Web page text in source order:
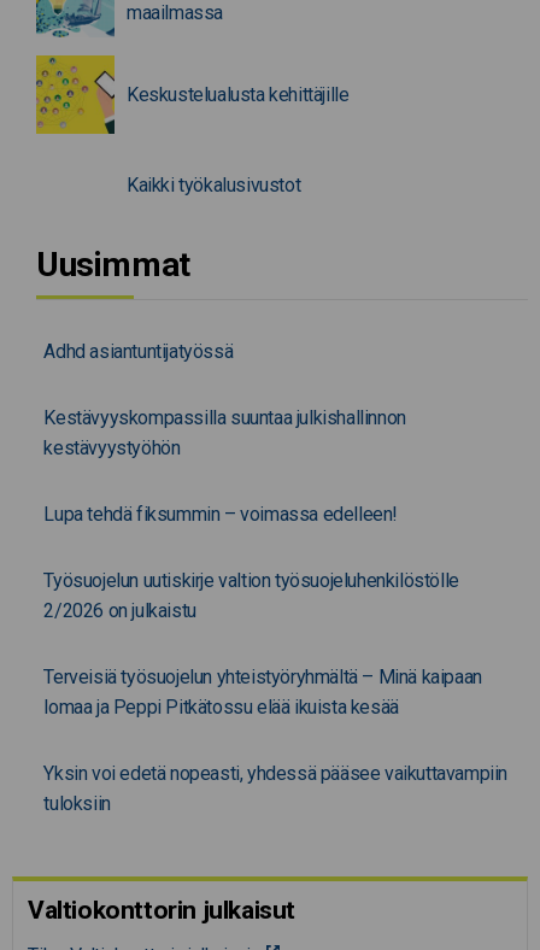
maailmassa
Keskustelualusta kehittäjille
Kaikki työkalusivustot
Uusimmat
Adhd asiantuntijatyössä
Kestävyyskompassilla suuntaa julkishallinnon
kestävyystyöhön
Lupa tehdä fiksummin – voimassa edelleen!
Työsuojelun uutiskirje valtion työsuojeluhenkilöstölle
2/2026 on julkaistu
Terveisiä työsuojelun yhteistyöryhmältä – Minä kaipaan
lomaa ja Peppi Pitkätossu elää ikuista kesää
Yksin voi edetä nopeasti, yhdessä pääsee vaikuttavampiin
tuloksiin
Valtiokonttorin julkaisut